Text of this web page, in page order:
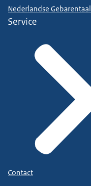
Nederlandse Gebarentaal
Service
Contact